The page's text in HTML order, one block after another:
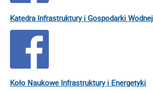
Katedra Infrastruktury i Gospodarki Wodnej
Koło Naukowe Infrastruktury i Energetyki